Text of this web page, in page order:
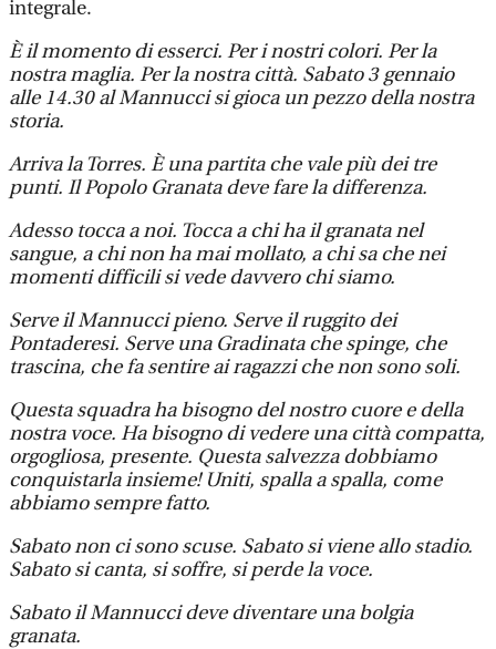
integrale.
È il momento di esserci. Per i nostri colori. Per la
nostra maglia. Per la nostra città. Sabato 3 gennaio
alle 14.30 al Mannucci si gioca un pezzo della nostra
storia.
Arriva la Torres. È una partita che vale più dei tre
punti. Il Popolo Granata deve fare la differenza.
Adesso tocca a noi. Tocca a chi ha il granata nel
sangue, a chi non ha mai mollato, a chi sa che nei
momenti difficili si vede davvero chi siamo.
Serve il Mannucci pieno. Serve il ruggito dei
Pontaderesi. Serve una Gradinata che spinge, che
trascina, che fa sentire ai ragazzi che non sono soli.
Questa squadra ha bisogno del nostro cuore e della
nostra voce. Ha bisogno di vedere una città compatta,
orgogliosa, presente. Questa salvezza dobbiamo
conquistarla insieme! Uniti, spalla a spalla, come
abbiamo sempre fatto.
Sabato non ci sono scuse. Sabato si viene allo stadio.
Sabato si canta, si soffre, si perde la voce.
Sabato il Mannucci deve diventare una bolgia
granata.